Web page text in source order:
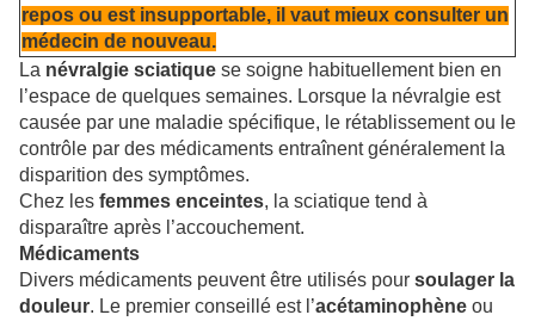
repos ou est insupportable, il vaut mieux consulter un
médecin de nouveau.
La névralgie sciatique se soigne habituellement bien en
l’espace de quelques semaines. Lorsque la névralgie est
causée par une maladie spécifique, le rétablissement ou le
contrôle par des médicaments entraînent généralement la
disparition des symptômes.
Chez les femmes enceintes, la sciatique tend à
disparaître après l’accouchement.
Médicaments
Divers médicaments peuvent être utilisés pour soulager la
douleur. Le premier conseillé est l’acétaminophène ou